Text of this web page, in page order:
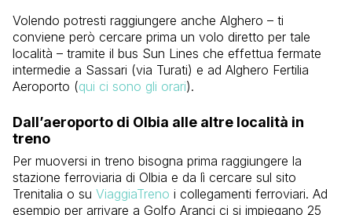
Volendo potresti raggiungere anche Alghero – ti
conviene però cercare prima un volo diretto per tale
località – tramite il bus Sun Lines che effettua fermate
intermedie a Sassari (via Turati) e ad Alghero Fertilia
Aeroporto (qui ci sono gli orari).
Dall’aeroporto di Olbia alle altre località in
treno
Per muoversi in treno bisogna prima raggiungere la
stazione ferroviaria di Olbia e da lì cercare sul sito
Trenitalia o su ViaggiaTreno i collegamenti ferroviari. Ad
esempio per arrivare a Golfo Aranci ci si impiegano 25